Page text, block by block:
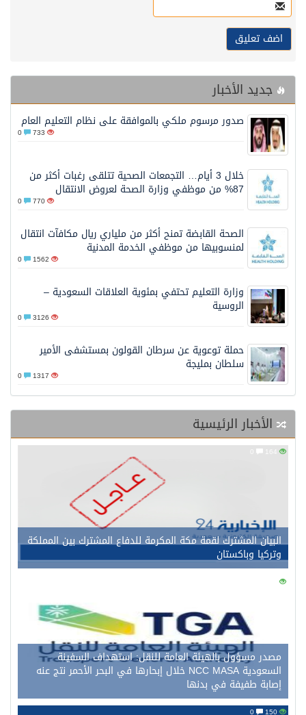
جديد الأخبار
صدور مرسوم ملكي بالموافقة على نظام التعليم العام
733
خلال 3 أيام… التجمعات الصحية تتلقى رغبات أكثر من
87% من موظفي وزارة الصحة لعروض الانتقال
770
الصحة القابضة تمنح أكثر من ملياري ريال مكافآت انتقال
لمنسوبيها من موظفي الخدمة المدنية
1562
وزارة التعليم تحتفي بمئوية العلاقات السعودية –
الروسية
3126
حملة توعوية عن سرطان القولون بمستشفى الأمير
سلطان بمليجة
1317
الأخبار الرئيسية
البيان المشترك لقمة مكة المكرمة للدفاع المشترك بين المملكة
وتركيا وباكستان
160
مصدر مسؤول بالهيئة العامة للنقل: استهداف السفينة
السعودية NCC MASA خلال إبحارها في البحر الأحمر نتج عنه
إصابة طفيفة في بدنها